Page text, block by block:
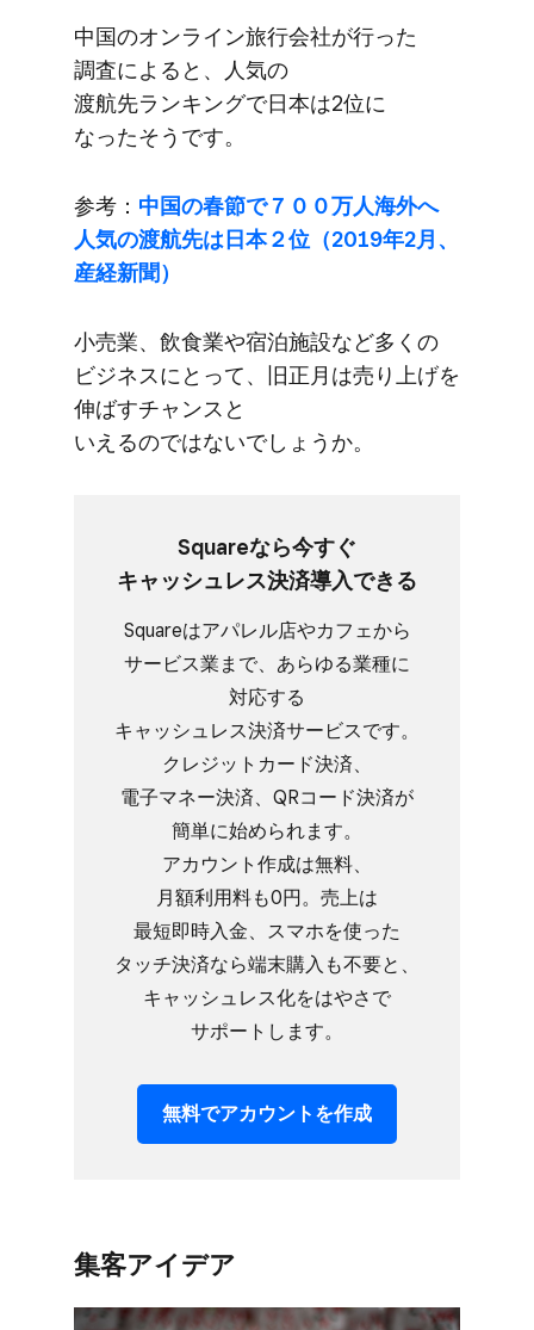
中国の​オンライン旅行会社が​行った​
調査に​よると、​人気の​
渡航先ランキングで​日本は​2位に​
なったそうです。
参考： 中国の​春節で​７００万人海外へ​
人気の​渡航先は​日本２位​（2019年2月、​
産経新聞）
小売業、​飲食業や​宿泊施設など​多くの​
ビジネスに​とって、​旧正月は​売り上げを​
伸ばすチャンスと​
いえるのではないでしょうか。
Squareなら​今すぐ​
キャッシュレス決済導入できる
Squareは​アパレル店や​カフェから​
サービス業まで、​あらゆる​業種に​
対応する​
キャッシュレス決済サービスです。​
クレジットカード決済、​
電子マネー決済、​QRコード決済が​
簡単に​始められます。​
アカウント作成は​無料、​
月額利用料も​0円。​売上は​
最短即時入金、​スマホを​使った​
タッチ決済なら​端末購入も​不要と、​
キャッシュレス化を​はやさで​
サポートします。
無料で​アカウントを​作成
集客アイデア